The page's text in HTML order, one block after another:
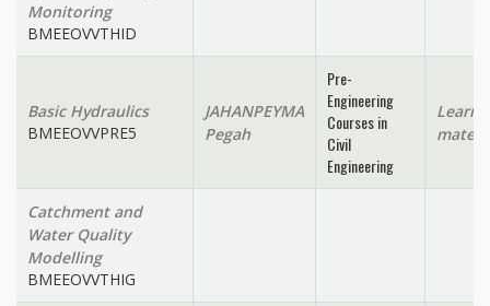
Monitoring
BMEEOVVTHID
Basic Hydraulics
BMEEOVVPRE5
JAHANPEYMA
Pegah
Pre-
Engineering
Courses in
Civil
Engineering
Catchment and
Water Quality
Modelling
BMEEOVVTHIG